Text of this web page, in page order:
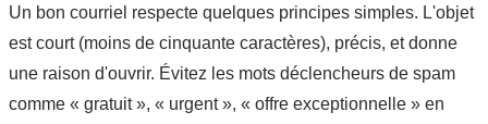
Un bon courriel respecte quelques principes simples. L'objet
est court (moins de cinquante caractères), précis, et donne
une raison d'ouvrir. Évitez les mots déclencheurs de spam
comme « gratuit », « urgent », « offre exceptionnelle » en